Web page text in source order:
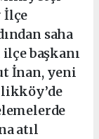
İlçe
saha
başkanı
İnan, yeni
atıl